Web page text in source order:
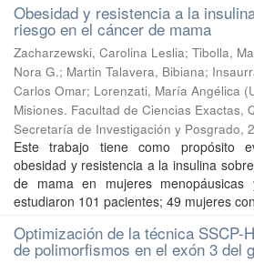
Obesidad y resistencia a la
riesgo en el cáncer de mama
Zacharzewski, Carolina Leslia; Tibolla,
Nora G.; Martin Talavera, Bibiana;
Carlos Omar; Lorenzati, María Angélica (
Misiones. Facultad de Ciencias Exactas,
Secretaría de Investigación y Posgrado,
Este trabajo tiene como propósito
obesidad y resistencia a la insulina
de mama en mujeres menopáusicas
estudiaron 101 pacientes; 49 mujeres
Optimización de la técnica SSCP-
de polimorfismos en el exón 3 del